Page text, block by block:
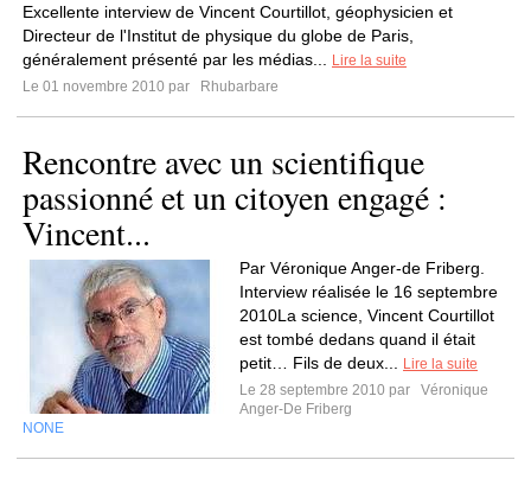
Excellente interview de Vincent Courtillot, géophysicien et
Directeur de l'Institut de physique du globe de Paris,
généralement présenté par les médias...
Lire la suite
Le 01 novembre 2010 par
Rhubarbare
Rencontre avec un scientifique
passionné et un citoyen engagé :
Vincent...
Par Véronique Anger-de Friberg.
Interview réalisée le 16 septembre
2010La science, Vincent Courtillot
est tombé dedans quand il était
petit… Fils de deux...
Lire la suite
Le 28 septembre 2010 par
Véronique
Anger-De Friberg
NONE